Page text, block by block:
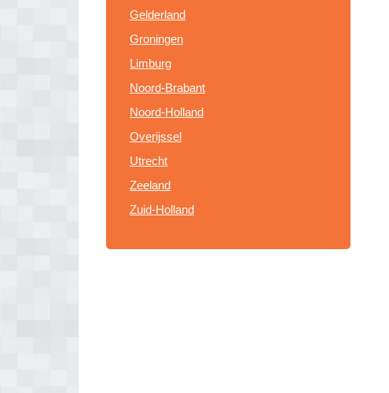
Gelderland
Groningen
Limburg
Noord-Brabant
Noord-Holland
Overijssel
Utrecht
Zeeland
Zuid-Holland